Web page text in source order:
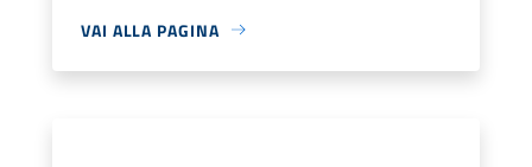
VAI ALLA PAGINA